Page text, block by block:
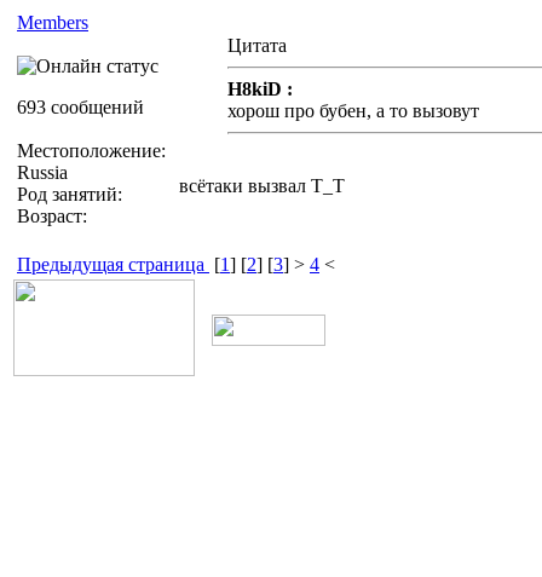
Members
693 сообщений
Местоположение:
Russia
Род занятий:
Возраст:
Цитата
H8kiD :
хорош про бубен, а то вызовут
всётаки вызвал T_T
Предыдущая страница [1] [2] [3] > 4 <